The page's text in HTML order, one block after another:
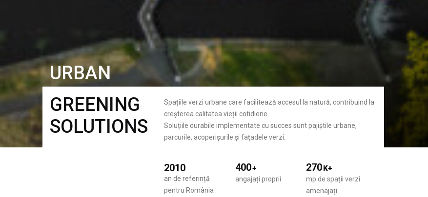
URBAN
GREENING
SOLUTIONS
Spațiile verzi urbane care facilitează accesul la natură, contribuind la
creșterea calitatea vieții cotidiene.
Soluțiile durabile implementate cu succes sunt pajiștile urbane,
parcurile, acoperișurile și fațadele verzi.
2010
an de referință
pentru România
400+
angajați proprii
270K+
mp de spații verzi
amenajați